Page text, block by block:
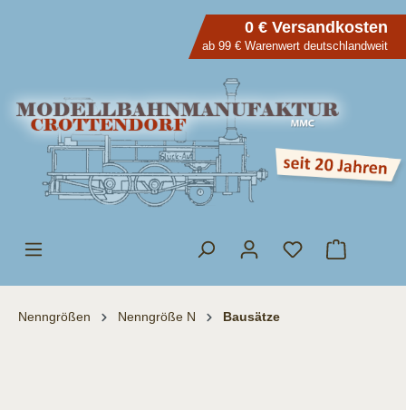
0 € Versandkosten
ab 99 € Warenwert deutschlandweit
Nenngrößen Nenngröße N Bausätze